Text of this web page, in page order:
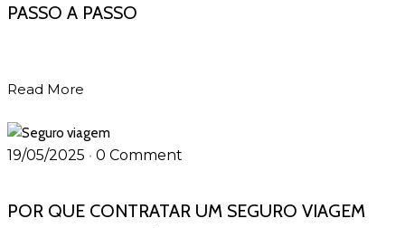
PASSO A PASSO
Read More
19/05/2025 • 0 Comment
POR QUE CONTRATAR UM SEGURO VIAGEM